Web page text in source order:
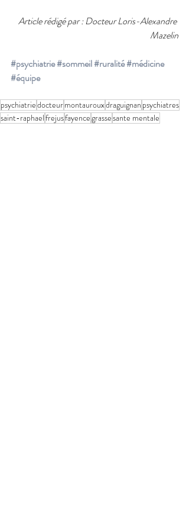
Article rédigé par : Docteur Loris-Alexandre
Mazelin
#psychiatrie#sommeil#ruralité#médicine
#équipe
psychiatriedocteurmontaurouxdraguignan psychiatres
saint-raphaelfrejusfayencegrassesante mentale